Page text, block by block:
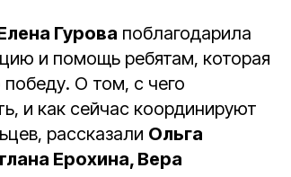
Гурова поблагодарила
и помощь ребятам, которая
О том, с чего
и как сейчас координируют
рассказали Ольга
Ерохина, Вера